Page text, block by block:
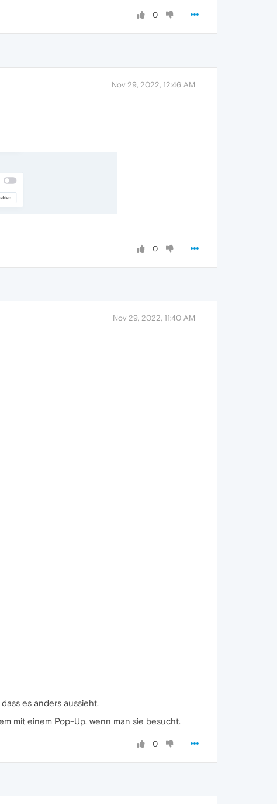
0
Nov 29, 2022, 12:46 AM
0
Nov 29, 2022, 11:40 AM
es anders aussieht.
mit einem Pop-Up, wenn man sie besucht.
0